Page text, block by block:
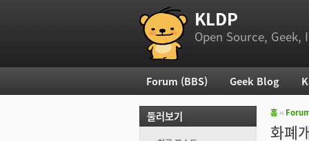
부 메뉴 KLDP
Open Source, Geek,
현재
홈 ››
화폐
주 메뉴
Forum (BBS) Geek Blog
둘러보기